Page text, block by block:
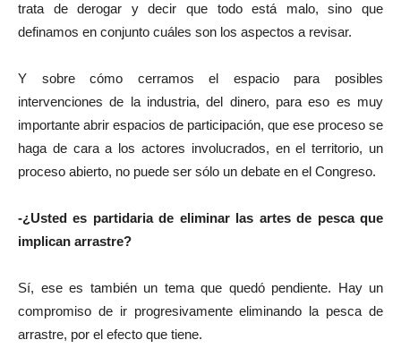
trata de derogar y decir que todo está malo, sino que
definamos en conjunto cuáles son los aspectos a revisar.
Y sobre cómo cerramos el espacio para posibles
intervenciones de la industria, del dinero, para eso es muy
importante abrir espacios de participación, que ese proceso se
haga de cara a los actores involucrados, en el territorio, un
proceso abierto, no puede ser sólo un debate en el Congreso.
-¿Usted es partidaria de eliminar las artes de pesca que
implican arrastre?
Sí, ese es también un tema que quedó pendiente. Hay un
compromiso de ir progresivamente eliminando la pesca de
arrastre, por el efecto que tiene.